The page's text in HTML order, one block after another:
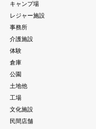
キャンプ場
レジャー施設
事務所
介護施設
体験
倉庫
公園
土地他
工場
文化施設
民間店舗